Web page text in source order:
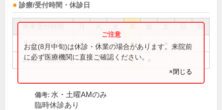
診療/受付時間・休診日
祝
9:00～13:00 ● ● ● ● ●
14:00～18:00 ● ● ●
お盆(8月中旬)は休診・休業の場合があります。来院前
に必ず医療機関に直接ご確認ください。
×閉じる
備考: 水・土曜AMのみ
臨時休診あり